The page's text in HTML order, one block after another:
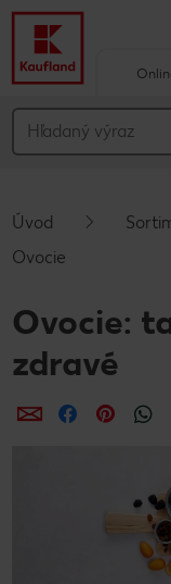
Hlavný obsah
Vyskakovací
Úvod
Ovocie
Ovocie:
zdravé
ZdieľaťZdieľať